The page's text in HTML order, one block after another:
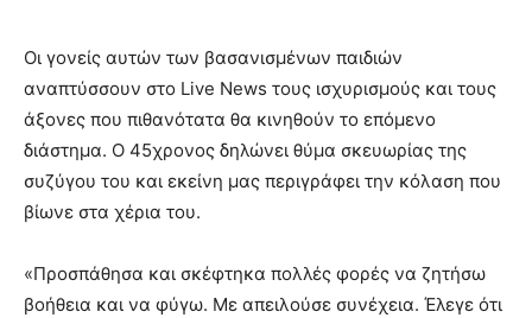
Οι γονείς αυτών των βασανισμένων παιδιών
αναπτύσσουν στο Live News τους ισχυρισμούς και τους
άξονες που πιθανότατα θα κινηθούν το επόμενο
διάστημα. Ο 45χρονος δηλώνει θύμα σκευωρίας της
συζύγου του και εκείνη μας περιγράφει την κόλαση που
βίωνε στα χέρια του.
«Προσπάθησα και σκέφτηκα πολλές φορές να ζητήσω
βοήθεια και να φύγω. Με απειλούσε συνέχεια. Έλεγε ότι